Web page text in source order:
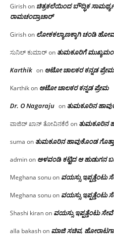
Girishon ಚಿತ್ರಕಲೆಯಿಂದ ಬೌದ್ಧಿಕ ಸಾಮರ್ಥ್ಯ
ರಾಮಚಂದ್ರಾಚಾರ್
Girishon ಲೋಕಕಲ್ಯಾಣಕ್ಕಾಗಿ ಚಂಡಿ
ಸುನಿಲ್ ಕುಮಾರ್on ತುಮಕೂರಿಗೆ
Karthik on ಆಟೋ ಚಾಲಕರ ಕನ್ನಡ ಪ್ರೇಮ
Karthikon ಆಟೋ ಚಾಲಕರ ಕನ್ನಡ ಪ್ರೇಮ
Dr. O Nagaraju on ತುಮಕೂರಿನ
ವಾಜಿದ್ ಖಾನ್ ತೋವಿನಕೆರೆ on ತುಮಕೂರಿನ
suma on ತುಮಕೂರಿನ ಹಾವುಕೊಂಡ
adminon ಅಳವಂಡಿ ಕಟ್ಟಿದ ಆ ಹುಡುಗನ
Meghana sonuon ವಯಸ್ಸು ಇಪ್ಪತ್ತೆಂಟು
Meghana sonuon ವಯಸ್ಸು ಇಪ್ಪತ್ತೆಂಟು
Shashi kiranon ವಯಸ್ಸು ಇಪ್ಪತ್ತೆಂಟು
alla bakashon ಮಾಜಿ ಸಚಿವ,